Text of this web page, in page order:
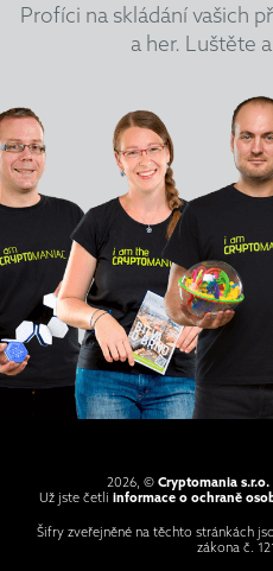
Profíci na skládání vašich
a her. Luštěte
2026, © Cryptomania s.r.o.
Už jste četli informace o ochraně
Šifry zveřejněné na těchto stránkách
zákona č.